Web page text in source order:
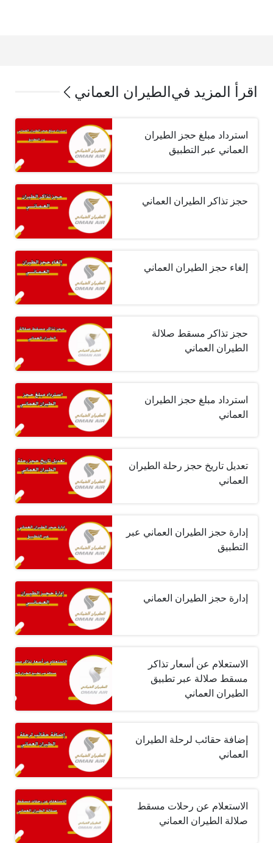
اقرأ المزيد في الطيران العماني
استرداد مبلغ حجز الطيران
العماني عبر التطبيق
حجز تذاكر الطيران العماني
إلغاء حجز الطيران العماني
حجز تذاكر مسقط صلالة
الطيران العماني
استرداد مبلغ حجز الطيران
العماني
تعديل تاريخ حجز رحلة الطيران
العماني
إدارة حجز الطيران العماني عبر
التطبيق
إدارة حجز الطيران العماني
الاستعلام عن أسعار تذاكر
مسقط صلالة عبر تطبيق
الطيران العماني
إضافة حقائب لرحلة الطيران
العماني
الاستعلام عن رحلات مسقط
صلالة الطيران العماني